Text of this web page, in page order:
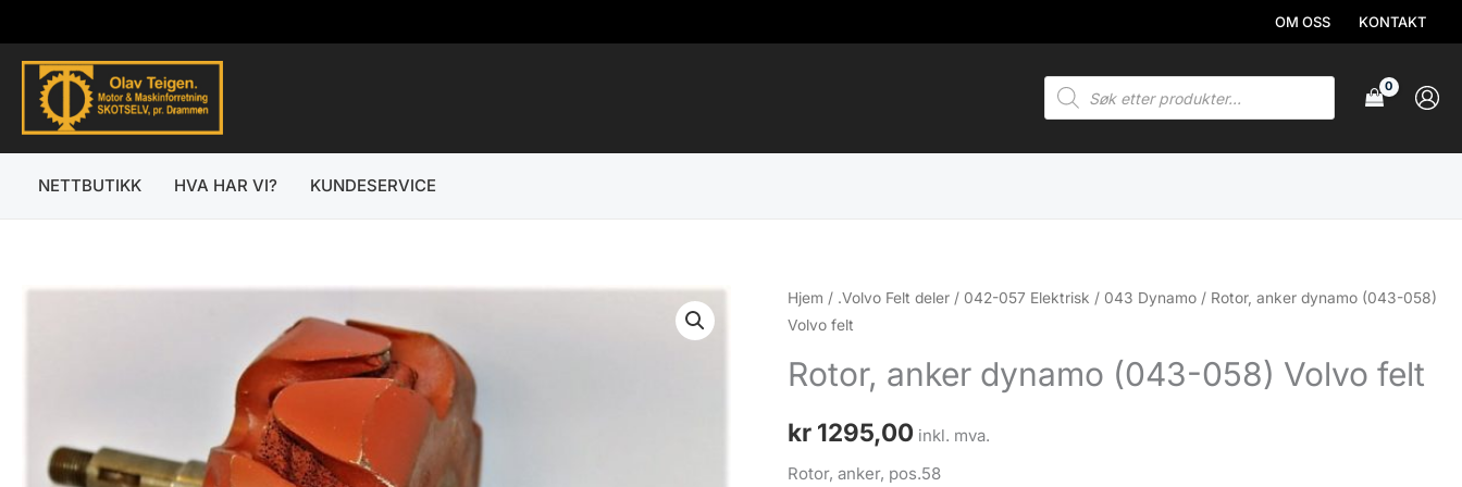
rett
innholdet
OM OSS KONTAKT
Products
search
NETTBUTIKK HVA HAR VI? KUNDESERVICE
Hjem / .Volvo Felt deler / 042-057 Elektrisk / 043 Dynamo / Rotor, anker dynamo (043-058)
Volvo felt
Rotor, anker dynamo (043-058) Volvo felt
kr 1295,00 inkl. mva.
Rotor, anker, pos.58